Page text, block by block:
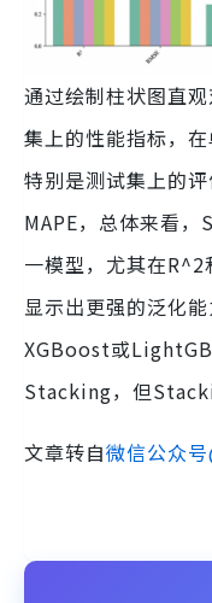
通过绘制柱状图直
集上的性能指标，
特别是测试集上的
MAPE，总体来看
一模型，尤其在R^2
显示出更强的泛化
XGBoost或
Stacking，但
文章转自微信公众